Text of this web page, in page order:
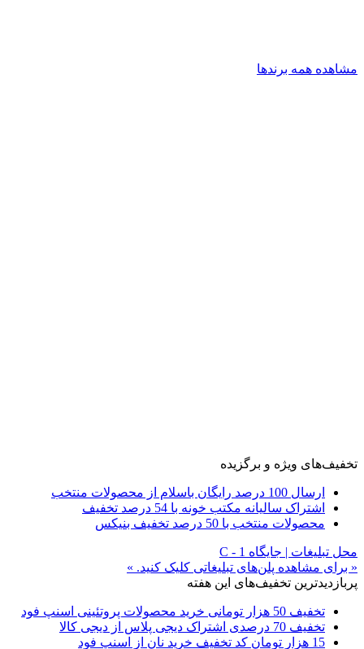
مشاهده همه برندها
تخفیف‌های ویژه و برگزیده
ارسال 100 درصد رایگان باسلام از محصولات منتخب
اشتراک سالیانه مکتب خونه با 54 درصد تخفیف
محصولات منتخب با 50 درصد تخفیف بنیکس
محل تبلیغات | جایگاه C - 1
« برای مشاهده پلن‌های تبلیغاتی کلیک کنید. »
پربازدیدترین تخفیف‌های این هفته
تخفیف 50 هزار تومانی خرید محصولات پروتئینی اسنپ فود
تخفیف 70 درصدی اشتراک دیجی پلاس از دیجی کالا
15 هزار تومان کد تخفیف خرید نان از اسنپ فود